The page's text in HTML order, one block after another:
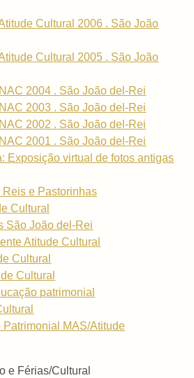
Cultural 2006 . São João
Cultural 2005 . São João
2004 . São João del-Rei
2003 . São João del-Rei
2002 . São João del-Rei
2001 . São João del-Rei
Exposição virtual de fotos antigas
e Pastorinhas
Cultural
São João del-Rei
Atitude Cultural
Cultural
Cultural
patrimonial
Patrimonial MAS/Atitude
e Férias/Cultural